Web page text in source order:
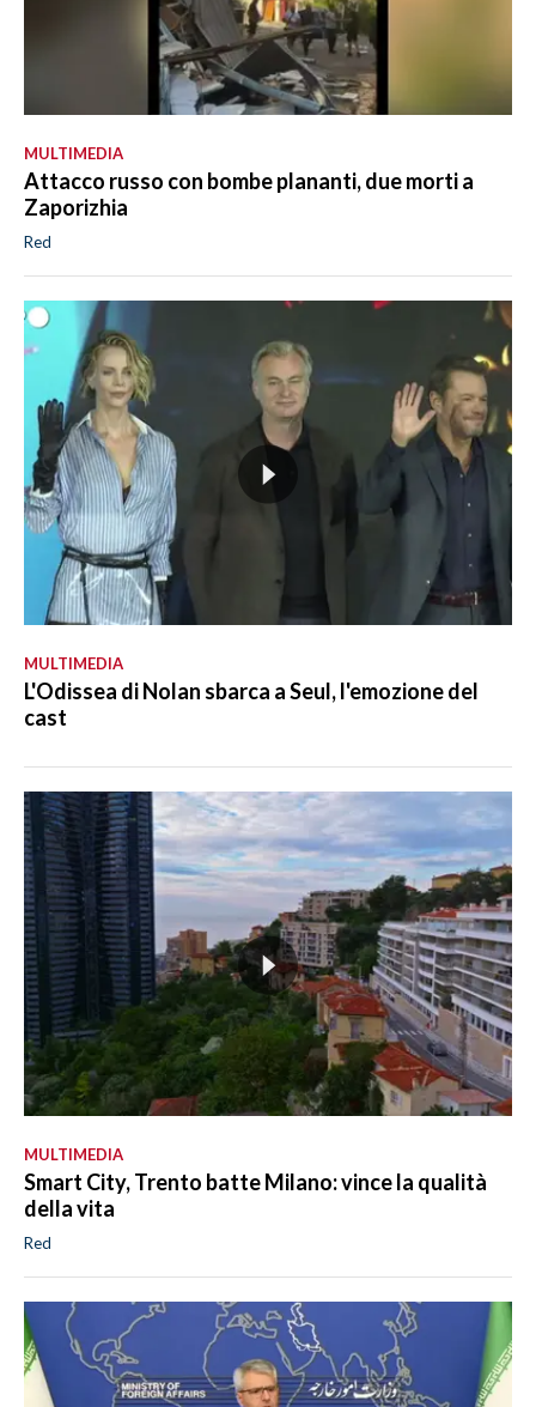
MULTIMEDIA
Attacco russo con bombe plananti, due morti a
Zaporizhia
Red
MULTIMEDIA
L'Odissea di Nolan sbarca a Seul, l'emozione del
cast
MULTIMEDIA
Smart City, Trento batte Milano: vince la qualità
della vita
Red